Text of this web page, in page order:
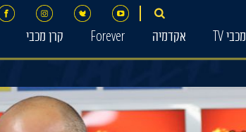
מכבי TV אקדמיה Forever קרן מכבי